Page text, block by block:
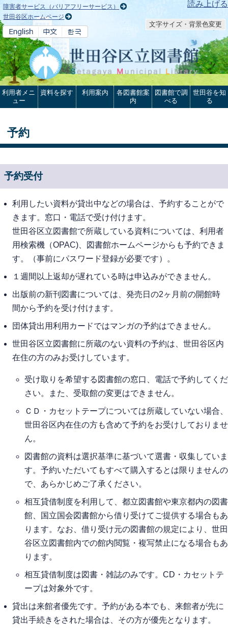
本文へ 読み上げる
障害者サービス（バリアフリーサービス）
世田谷区ホームページ
文字サイズ・背景色変更
利用者メニ
ュー
資料を探す 利用案内
各図書館案
内
図書館で調
べる
世田谷を知
る
予約
予約受付
利用したい資料が貸出中などの場合は、予約することがで
きます。窓口・電話で受け付けます。
世田谷区立図書館で所蔵している資料については、利用者
用検索機（OPAC)、図書館ホームページからも予約できま
す。（事前にパスワード登録が必要です）。
１週間以上返却が遅れている時は申込みができません。
出版前の新刊図書については、発売日の2ヶ月前の開館時
間から予約を受け付けます。
団体貸出用利用カードではマンガの予約はできません。
世田谷区立図書館に所蔵のない資料の予約は、世田谷区内
在住の方のみお受けしています。
受け取りを希望する図書館の窓口、電話で予約してくだ
さい。また、受取館の変更はできません。
ＣＤ・カセットテープについては所蔵していない場合、
世田谷区内在住の方も含めて予約をお受けしておりませ
ん。
図書館の資料は選択基準に基づいて選書・収集していま
す。予約いただいてもすべて購入するとは限りませんの
で、あらかじめご了承ください。
相互貸借制度を利用して、都立図書館や東京都内の図書
館、国立国会図書館から借り受けてご提供する場合もあ
ります。なお、借り受け元の図書館の規定により、世田
谷区立図書館内での館内閲覧・複写禁止になる場合もあ
ります。
相互貸借制度は図書・雑誌のみです。CD・カセットテ
ープは対象外です。
貸出は来館者優先です。予約がある本でも、来館者が先に
貸出手続きをされた場合は、その方が優先となります。